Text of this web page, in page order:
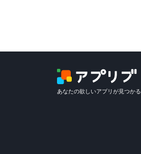
あなたの欲しいアプリが見つかる